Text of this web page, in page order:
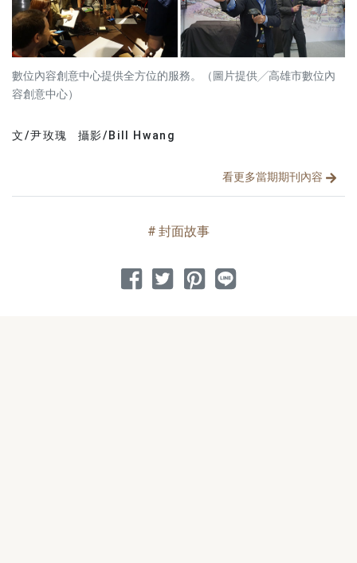
數位內容創意中心提供全方位的服務。（圖片提供╱高雄市數位內
容創意中心）
文/尹玫瑰 攝影/Bill Hwang
看更多當期期刊內容
封面故事
分享到 Facebook
分享到 Twitter
分享到 Pinterest
分享到 Line